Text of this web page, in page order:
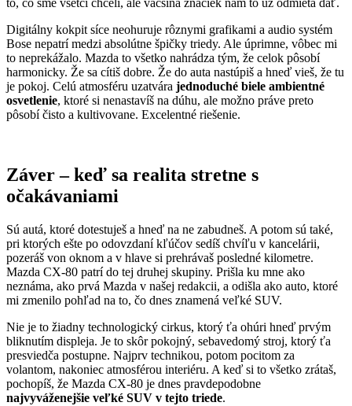
to, čo sme všetci chceli, ale väčšina značiek nám to už odmieta dať.
Digitálny kokpit síce neohuruje rôznymi grafikami a audio systém
Bose nepatrí medzi absolútne špičky triedy. Ale úprimne, vôbec mi
to neprekážalo. Mazda to všetko nahrádza tým, že celok pôsobí
harmonicky. Že sa cítiš dobre. Že do auta nastúpiš a hneď vieš, že tu
je pokoj. Celú atmosféru uzatvára jednoduché biele ambientné
osvetlenie, ktoré si nenastavíš na dúhu, ale možno práve preto
pôsobí čisto a kultivovane. Excelentné riešenie.
Záver – keď sa realita stretne s
očakávaniami
Sú autá, ktoré dotestuješ a hneď na ne zabudneš. A potom sú také,
pri ktorých ešte po odovzdaní kľúčov sedíš chvíľu v kancelárii,
pozeráš von oknom a v hlave si prehrávaš posledné kilometre.
Mazda CX-80 patrí do tej druhej skupiny. Prišla ku mne ako
neznáma, ako prvá Mazda v našej redakcii, a odišla ako auto, ktoré
mi zmenilo pohľad na to, čo dnes znamená veľké SUV.
Nie je to žiadny technologický cirkus, ktorý ťa ohúri hneď prvým
bliknutím displeja. Je to skôr pokojný, sebavedomý stroj, ktorý ťa
presviedča postupne. Najprv technikou, potom pocitom za
volantom, nakoniec atmosférou interiéru. A keď si to všetko zrátaš,
pochopíš, že Mazda CX-80 je dnes pravdepodobne
najvyváženejšie veľké SUV v tejto triede.